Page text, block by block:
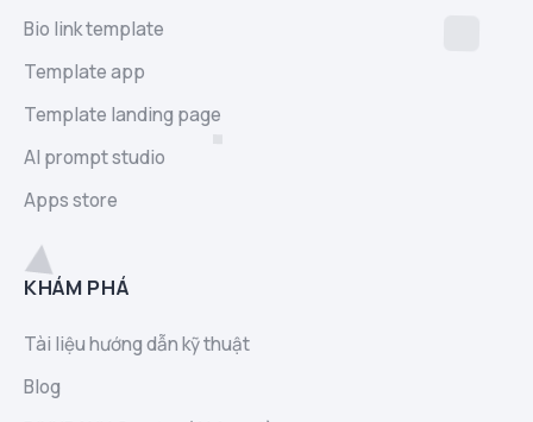
Bio link template
Template app
Template landing page
AI prompt studio
Apps store
KHÁM PHÁ
Tài liệu hướng dẫn kỹ thuật
Blog